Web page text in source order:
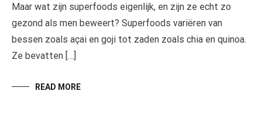
Maar wat zijn superfoods eigenlijk, en zijn ze echt zo
gezond als men beweert? Superfoods variëren van
bessen zoals açai en goji tot zaden zoals chia en quinoa.
Ze bevatten […]
READ MORE